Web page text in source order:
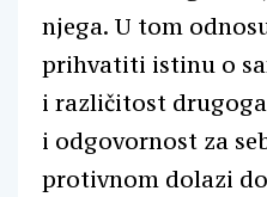
njega. U tom
prihvatiti istinu o
i različitost
i odgovornost za
protivnom dolazi